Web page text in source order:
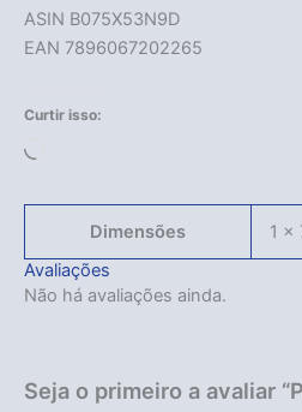
ASIN B075X53N9D
EAN 7896067202265
Curtir isso:
Dimensões
1 ×
Avaliações
Não há avaliações ainda.
Seja o primeiro a avaliar